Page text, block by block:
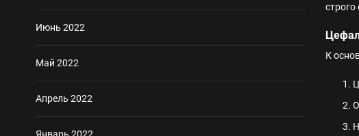
К
Июнь 2022
Май 2022
Апрель 2022
Январь 2022